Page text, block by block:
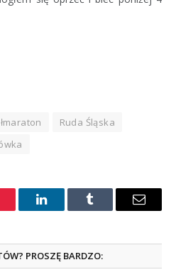
Ruda Śląska
LinkedInTumblr Email
PROSZĘ BARDZO: